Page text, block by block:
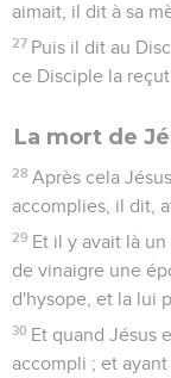
aimait, il dit à sa
27 Puis il dit au
ce Disciple la reçut
La mort de
28 Après cela
accomplies, il dit,
29 Et il y avait là
de vinaigre une
d'hysope, et la lui
30 Et quand Jésus
accompli ; et